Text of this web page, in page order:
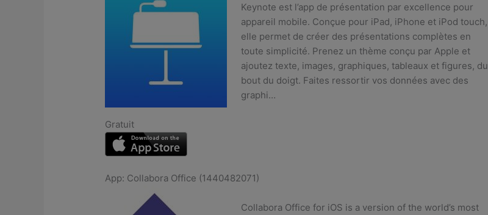
Keynote est l’app de présentation par excellence pour
appareil mobile. Conçue pour iPad, iPhone et iPod touch,
elle permet de créer des présentations complètes en
toute simplicité. Prenez un thème conçu par Apple et
ajoutez texte, images, graphiques, tableaux et figures, du
bout du doigt. Faites ressortir vos données avec des
graphi…
Gratuit
App: Collabora Office (1440482071)
Collabora Office for iOS is a version of the world’s most